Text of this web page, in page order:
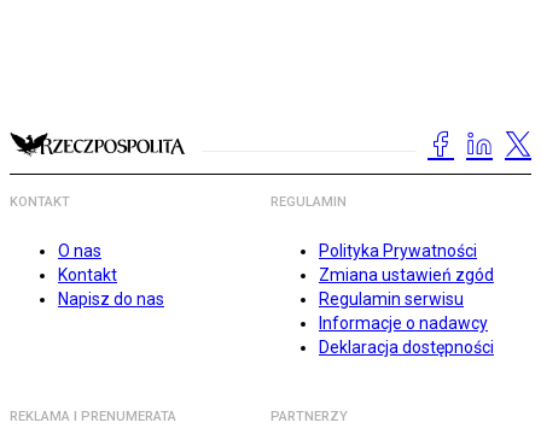
KONTAKT
O nas
Kontakt
Napisz do nas
REGULAMIN
Polityka Prywatności
Zmiana ustawień zgód
Regulamin serwisu
Informacje o nadawcy
Deklaracja dostępności
REKLAMA I PRENUMERATA PARTNERZY